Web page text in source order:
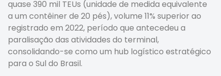
quase 390 mil TEUs (unidade de medida equivalente
a um contêiner de 20 pés), volume 11% superior ao
registrado em 2022, período que antecedeu a
paralisação das atividades do terminal,
consolidando-se como um hub logístico estratégico
para o Sul do Brasil.